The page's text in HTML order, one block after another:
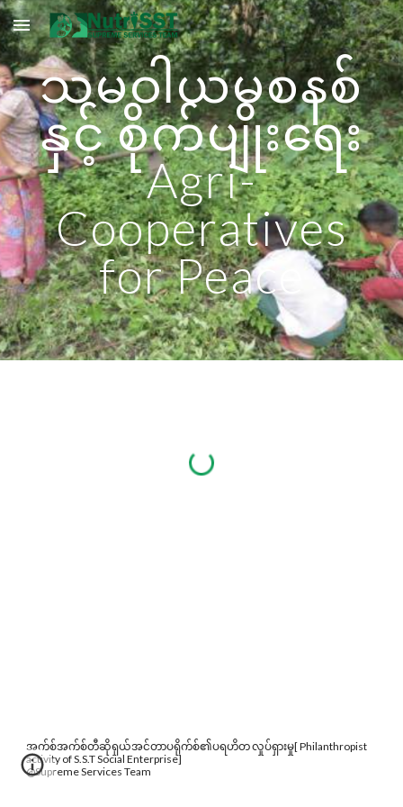
Skip to main content Skip to navigation
သမဝါယမစနစ်
နှင့်စိုက်ပျိုးရေး
Agri-
Cooperatives
forPeace
အက်စ်အက်စ်တီဆိုရှယ်အင်တာပရိုက်စ်၏ပရဟိတ လှုပ်ရှားမှု[ Philanthropist
activity of S.S.T Social Enterprise]
@Supreme Services Team